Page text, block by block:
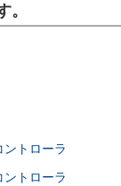
トローラ
トローラ